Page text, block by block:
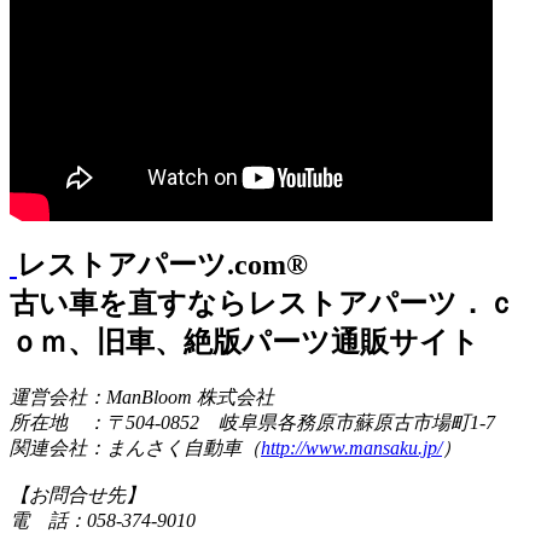
レストアパーツ.com®
古い車を直すならレストアパーツ．ｃ
ｏｍ、旧車、絶版パーツ通販サイト
運営会社：ManBloom 株式会社
所在地 ：〒504-0852 岐阜県各務原市蘇原古市場町1-7
関連会社：まんさく自動車（http://www.mansaku.jp/）
【お問合せ先】
電 話：058-374-9010